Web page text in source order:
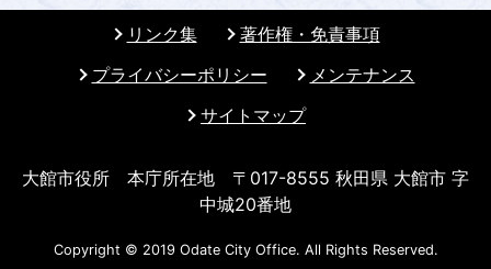
リンク集
著作権・免責事項
プライバシーポリシー
メンテナンス
サイトマップ
大館市役所 本庁所在地 〒017-8555 秋田県 大館市 字
中城20番地
Copyright © 2019 Odate City Office. All Rights Reserved.